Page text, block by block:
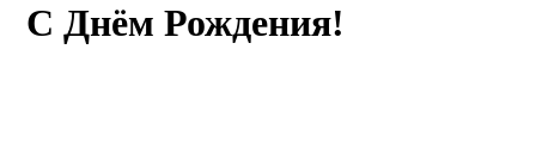
С Днём Рождения!